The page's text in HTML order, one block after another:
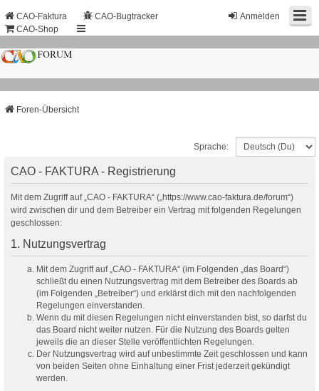
Anmelden
CAO-Faktura
CAO-Bugtracker
CAO-Shop
Foren-Übersicht
Sprache:
CAO - FAKTURA - Registrierung
Mit dem Zugriff auf „CAO - FAKTURA“ („https://www.cao-faktura.de/forum“)
wird zwischen dir und dem Betreiber ein Vertrag mit folgenden Regelungen
geschlossen:
1. Nutzungsvertrag
Mit dem Zugriff auf „CAO - FAKTURA“ (im Folgenden „das Board“)
schließt du einen Nutzungsvertrag mit dem Betreiber des Boards ab
(im Folgenden „Betreiber“) und erklärst dich mit den nachfolgenden
Regelungen einverstanden.
Wenn du mit diesen Regelungen nicht einverstanden bist, so darfst du
das Board nicht weiter nutzen. Für die Nutzung des Boards gelten
jeweils die an dieser Stelle veröffentlichten Regelungen.
Der Nutzungsvertrag wird auf unbestimmte Zeit geschlossen und kann
von beiden Seiten ohne Einhaltung einer Frist jederzeit gekündigt
werden.